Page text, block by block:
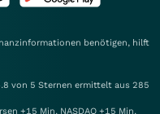
benötigen, hilft
von 5 Sternen ermittelt aus 285
+15 Min. NASDAQ +15 Min.